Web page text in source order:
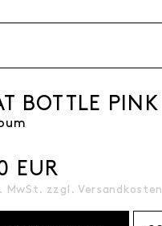
BOTTLE PINK
EUR
MwSt. zzgl. Versandkosten